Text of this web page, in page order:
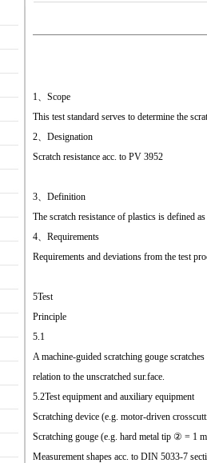
1、 Scope
This test standard serves to determine the
2、 Designation
Scratch resistance acc. to PV 3952
3、Definition
The scratch resistance of plastics is defined
4、Requirements
Requirements and deviations from the test
5Test
Principle
5.1
A machine-guided scratching gouge
relation to the unscratched sur.face.
5.2Test equipment and auxiliary equipment
Scratching device (e.g. motor-driven
Scratching gouge (e.g. hard metal tip ② = 1
Measurement shapes acc. to DIN 5033-7